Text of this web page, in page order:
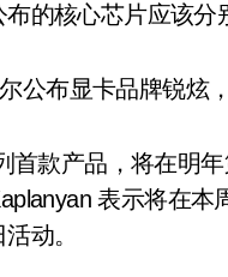
的核心芯片应该分
首款产品，将在明
表示将在
动。